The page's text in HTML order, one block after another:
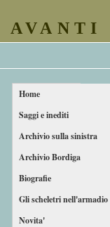
AVANTI
Home
Saggi e inediti
Archivio sulla sinistra
Archivio Bordiga
Biografie
Gli scheletri nell'armadio
Novita'